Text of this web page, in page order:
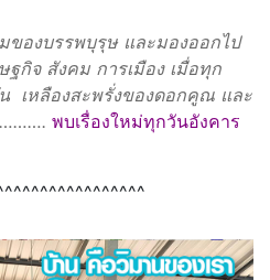
ของบรรพบุรุษ และมองออกไป
ฐกิจ สังคม การเมือง เมื่อทุก
น เหลืองสะพรั่งของดอกคูณ และ
พบเรื่องใหม่ทุกวันอังคาร